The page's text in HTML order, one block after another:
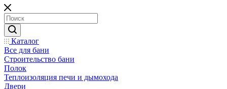
Каталог
Все для бани
Строительство бани
Полок
Теплоизоляция печи и дымохода
Двери